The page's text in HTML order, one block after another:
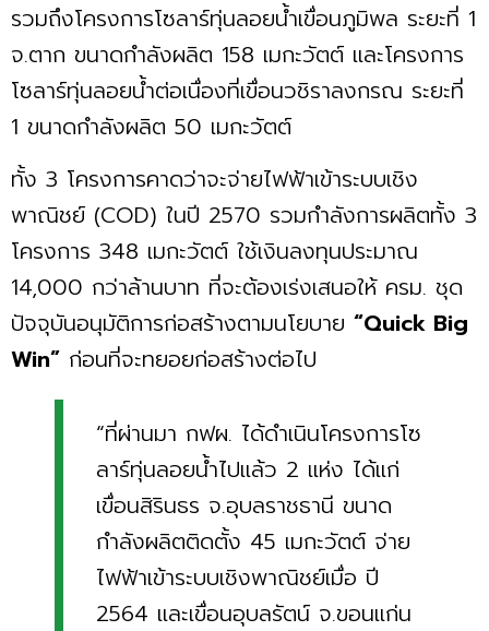
รวมถึงโครงการโซลาร์ทุ่นลอยนํ้าเขื่อนภูมิพล ระยะที่ 1
จ.ตาก ขนาดกำลังผลิต 158 เมกะวัตต์ และโครงการ
โซลาร์ทุ่นลอยนํ้าต่อเนื่องที่เขื่อนวชิราลงกรณ ระยะที่
1 ขนาดกำลังผลิต 50 เมกะวัตต์
ทั้ง 3 โครงการคาดว่าจะจ่ายไฟฟ้าเข้าระบบเชิง
พาณิชย์ (COD) ในปี 2570 รวมกำลังการผลิตทั้ง 3
โครงการ 348 เมกะวัตต์ ใช้เงินลงทุนประมาณ
14,000 กว่าล้านบาท ที่จะต้องเร่งเสนอให้ ครม. ชุด
ปัจจุบันอนุมัติการก่อสร้างตามนโยบาย “Quick Big
Win” ก่อนที่จะทยอยก่อสร้างต่อไป
“ที่ผ่านมา กฟผ. ได้ดำเนินโครงการโซ
ลาร์ทุ่นลอยนํ้าไปแล้ว 2 แห่ง ได้แก่
เขื่อนสิรินธร จ.อุบลราชธานี ขนาด
กำลังผลิตติดตั้ง 45 เมกะวัตต์ จ่าย
ไฟฟ้าเข้าระบบเชิงพาณิชย์เมื่อ ปี
2564 และเขื่อนอุบลรัตน์ จ.ขอนแก่น